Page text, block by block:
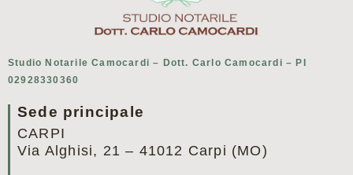
Studio Notarile Camocardi – Dott. Carlo Camocardi – PI
02928330360
Sede principale
CARPI
Via Alghisi, 21 – 41012 Carpi (MO)